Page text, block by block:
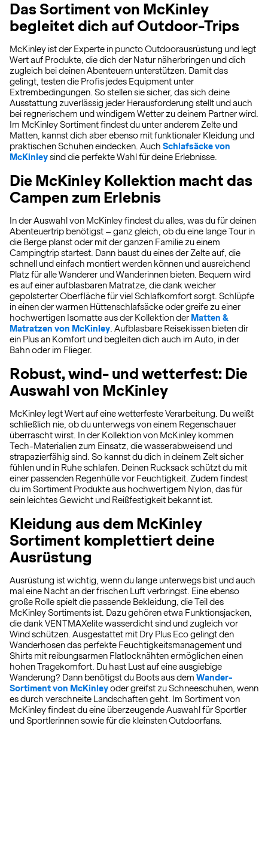
Das Sortiment von McKinley
begleitet dich auf Outdoor-Trips
McKinley ist der Experte in puncto Outdoorausrüstung und legt
Wert auf Produkte, die dich der Natur näherbringen und dich
zugleich bei deinen Abenteuern unterstützen. Damit das
gelingt, testen die Profis jedes Equipment unter
Extrembedingungen. So stellen sie sicher, das sich deine
Ausstattung zuverlässig jeder Herausforderung stellt und auch
bei regnerischem und windigem Wetter zu deinem Partner wird.
Im McKinley Sortiment findest du unter anderem Zelte und
Matten, kannst dich aber ebenso mit funktionaler Kleidung und
praktischen Schuhen eindecken. Auch Schlafsäcke von
McKinleysind die perfekte Wahl für deine Erlebnisse.
Die McKinley Kollektion macht das
Campen zum Erlebnis
In der Auswahl von McKinley findest du alles, was du für deinen
Abenteuertrip benötigst – ganz gleich, ob du eine lange Tour in
die Berge planst oder mit der ganzen Familie zu einem
Campingtrip startest. Dann baust du eines der Zelte auf, die
schnell und einfach montiert werden können und ausreichend
Platz für alle Wanderer und Wanderinnen bieten. Bequem wird
es auf einer aufblasbaren Matratze, die dank weicher
gepolsterter Oberfläche für viel Schlafkomfort sorgt. Schlüpfe
in einen der warmen Hüttenschlafsäcke oder greife zu einer
hochwertigen Isomatte aus der Kollektion der Matten &
Matratzen von McKinley . Aufblasbare Reisekissen bieten dir
ein Plus an Komfort und begleiten dich auch im Auto, in der
Bahn oder im Flieger.
Robust, wind- und wetterfest: Die
Auswahl von McKinley
McKinley legt Wert auf eine wetterfeste Verarbeitung. Du weißt
schließlich nie, ob du unterwegs von einem Regenschauer
überrascht wirst. In der Kollektion von McKinley kommen
Tech-Materialien zum Einsatz, die wasserabweisend und
strapazierfähig sind. So kannst du dich in deinem Zelt sicher
fühlen und in Ruhe schlafen. Deinen Rucksack schützt du mit
einer passenden Regenhülle vor Feuchtigkeit. Zudem findest
du im Sortiment Produkte aus hochwertigem Nylon, das für
sein leichtes Gewicht und Reißfestigkeit bekannt ist.
Kleidung aus dem McKinley
Sortiment komplettiert deine
Ausrüstung
Ausrüstung ist wichtig, wenn du lange unterwegs bist und auch
mal eine Nacht an der frischen Luft verbringst. Eine ebenso
große Rolle spielt die passende Bekleidung, die Teil des
McKinley Sortiments ist. Dazu gehören etwa Funktionsjacken,
die dank VENTMAXelite wasserdicht sind und zugleich vor
Wind schützen. Ausgestattet mit Dry Plus Eco gelingt den
Wanderhosen das perfekte Feuchtigkeitsmanagement und
Shirts mit reibungsarmen Flatlocknähten ermöglichen einen
hohen Tragekomfort. Du hast Lust auf eine ausgiebige
Wanderung? Dann benötigst du Boots aus dem Wander-
Sortiment von McKinleyoder greifst zu Schneeschuhen, wenn
es durch verschneite Landschaften geht. Im Sortiment von
McKinley findest du eine überzeugende Auswahl für Sportler
und Sportlerinnen sowie für die kleinsten Outdoorfans.